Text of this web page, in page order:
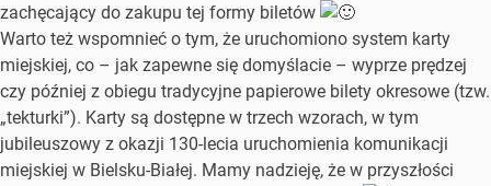
zachęcający do zakupu tej formy biletów
Warto też wspomnieć o tym, że uruchomiono system karty
miejskiej, co – jak zapewne się domyślacie – wyprze prędzej
czy później z obiegu tradycyjne papierowe bilety okresowe (tzw.
„tekturki”). Karty są dostępne w trzech wzorach, w tym
jubileuszowy z okazji 130-lecia uruchomienia komunikacji
miejskiej w Bielsku-Białej. Mamy nadzieję, że w przyszłości